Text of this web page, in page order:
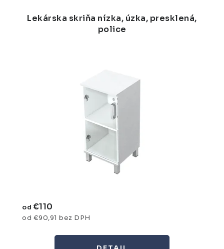
Lekárska skriňa nízka, úzka, presklená,
police
od €90,91 bez DPH
od €110